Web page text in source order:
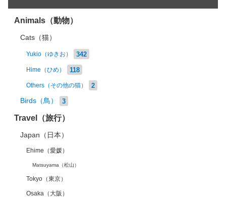
Animals（動物）
Cats（猫）
Yukio（ゆきお） 342
Hime（ひめ） 118
Others（その他の猫） 2
Birds（鳥） 3
Travel（旅行）
Japan（日本）
Ehime（愛媛）
Matsuyama（松山）
Tokyo（東京）
Osaka（大阪）